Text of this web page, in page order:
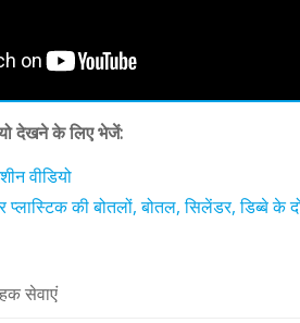
देखने के लिए भेजें:
वीडियो
की बोतलों, बोतल, सिलेंडर, डिब्बे के
सेवाएं